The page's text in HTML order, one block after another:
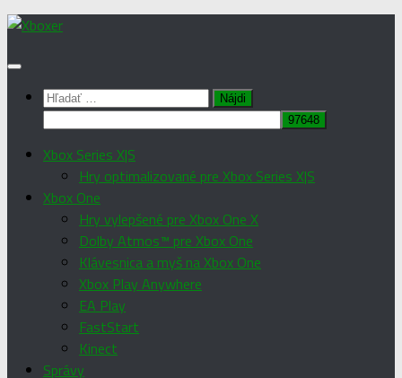
Preskočiť
obsah
Hľadať:
Xbox Series X|S
Hry optimalizované pre Xbox Series X|S
Xbox One
Hry vylepšené pre Xbox One X
Dolby Atmos™ pre Xbox One
Klávesnica a myš na Xbox One
Xbox Play Anywhere
EA Play
FastStart
Kinect
Správy